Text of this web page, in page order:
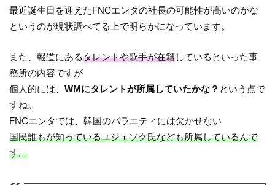
最近誕生日を迎えたFNCエンタの社長の可能性が高いのかな
というのが現状調べてる上で明らかになっています。
また、報道にあるタレントや歌手が在籍しているといった事
務所の内容ですが
個人的には、WMにタレントが所属していたかな？ という点で
すね。
FNCエンタでは、韓国のバラエティには欠かせない
国民誰もが知っているユジェソク氏なども所属しているんで
す。